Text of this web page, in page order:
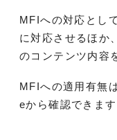
MFIへの対応とし
に対応させるほか
のコンテンツ内容
MFIへの適用有無
eから確認できます